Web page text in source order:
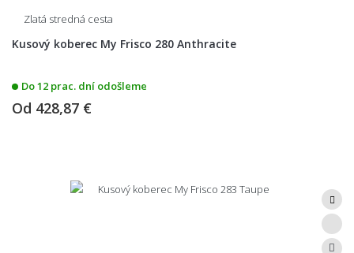
Zlatá stredná cesta
Kusový koberec My Frisco 280 Anthracite
Do 12 prac. dní odošleme
Od 428,87 €